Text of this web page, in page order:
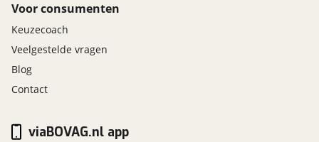
Voor consumenten
Keuzecoach
Veelgestelde vragen
Blog
Contact
viaBOVAG.nl app